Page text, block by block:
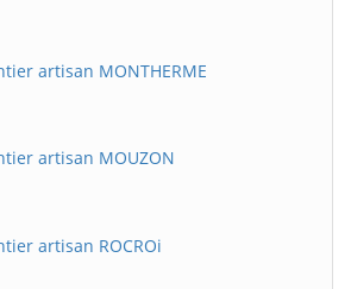
artisan MONTHERME
artisan MOUZON
artisan ROCROi